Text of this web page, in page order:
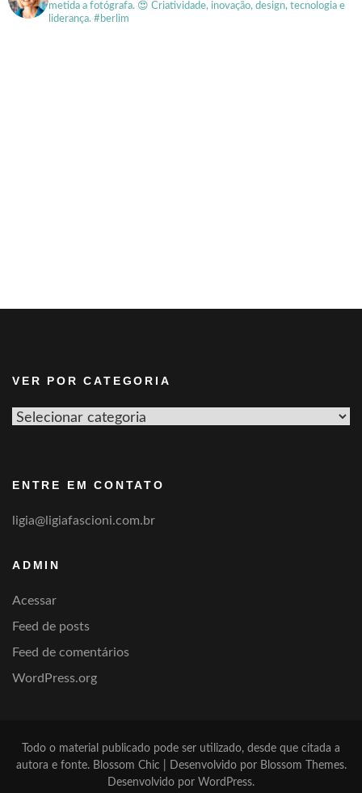
metida a fotógrafa. 😍 Criatividade, inovação, design, tecnologia e
liderança. #berlim
VER POR CATEGORIA
Ver
ENTRE EM CONTATO
ligia@ligiafascioni.com.br
ADMIN
Acessar
Feed de posts
Feed de comentários
WordPress.org
Todo o material publicado pode ser utilizado, desde que citada a
autora e fonte.Blossom Chic | Desenvolvido por Blossom Themes.
Desenvolvido por WordPress.